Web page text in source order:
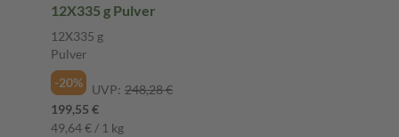
12X335 g Pulver
12X335 g
Pulver
-20%
UVP: 248,28 €
199,55 €
49,64 € / 1 kg